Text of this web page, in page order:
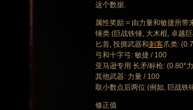
这个数据.
属性奖励 = 由力量和敏捷所带
锤类 (巨战铁锤, 大木棍, 卓越
匕首, 投掷武器和刺客爪类:
弓和十字弓: 敏捷 / 100
亚马逊专用 长矛/标枪: (0.80*
其他武器: 力量 / 100
取小数点后两位 (例如, 巨战铁
修正值